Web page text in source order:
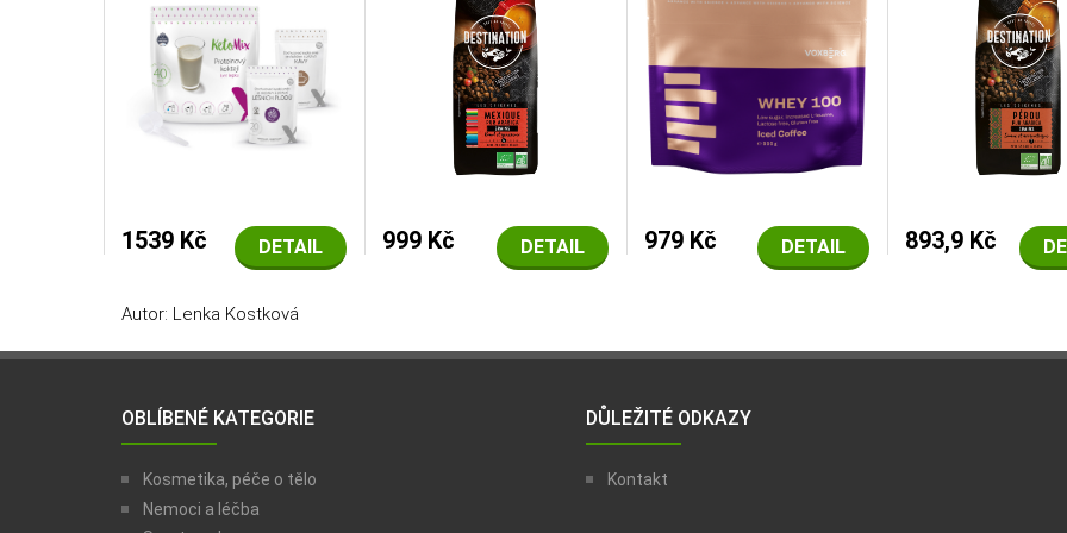
DETAIL
1539 Kč DETAIL
999 Kč DETAIL
979 Kč 893,9 Kč
Autor: Lenka Kostková
OBLÍBENÉ KATEGORIE
Kosmetika, péče o tělo
Nemoci a léčba
DŮLEŽITÉ ODKAZY
Kontakt